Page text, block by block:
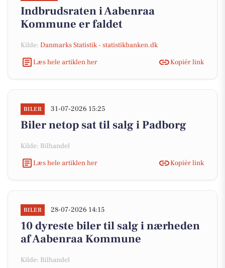
Indbrudsraten i Aabenraa
Kommune er faldet
Kilde: Danmarks Statistik - statistikbanken.dk
Læs hele artiklen her
Kopiér link
BILER 31-07-2026 15:25
Biler netop sat til salg i Padborg
Kilde: Bilhandel
Læs hele artiklen her
Kopiér link
BILER 28-07-2026 14:15
10 dyreste biler til salg i nærheden
af Aabenraa Kommune
Kilde: Bilhandel